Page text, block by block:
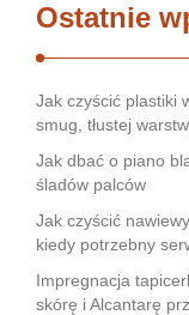
Ostatnie
Jak czyścić plastiki
smug, tłustej
Jak dbać o piano
śladów palców
Jak czyścić
kiedy potrzebny
Impregnacja
skórę i Alcantarę